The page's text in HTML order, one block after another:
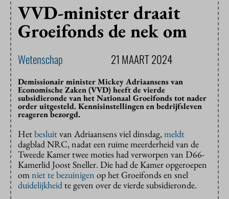
VVD-minister draait
Groeifonds de nek om
Wetenschap 21 MAART 2024
Demissionair minister Mickey Adriaansens van
Economische Zaken (VVD) heeft de vierde
subsidieronde van het Nationaal Groeifonds tot nader
order uitgesteld. Kennisinstellingen en bedrijfsleven
reageren bezorgd.
Hetbesluitvan Adriaansens viel dinsdag,meldt
dagblad NRC, nadat een ruime meerderheid van de
Tweede Kamer twee moties had verworpen van D66-
Kamerlid Joost Sneller. Die had de Kamer opgeroepen
omniet te bezuinigen op het Groeifonds en snel
duidelijkheidte geven over de vierde subsidieronde.